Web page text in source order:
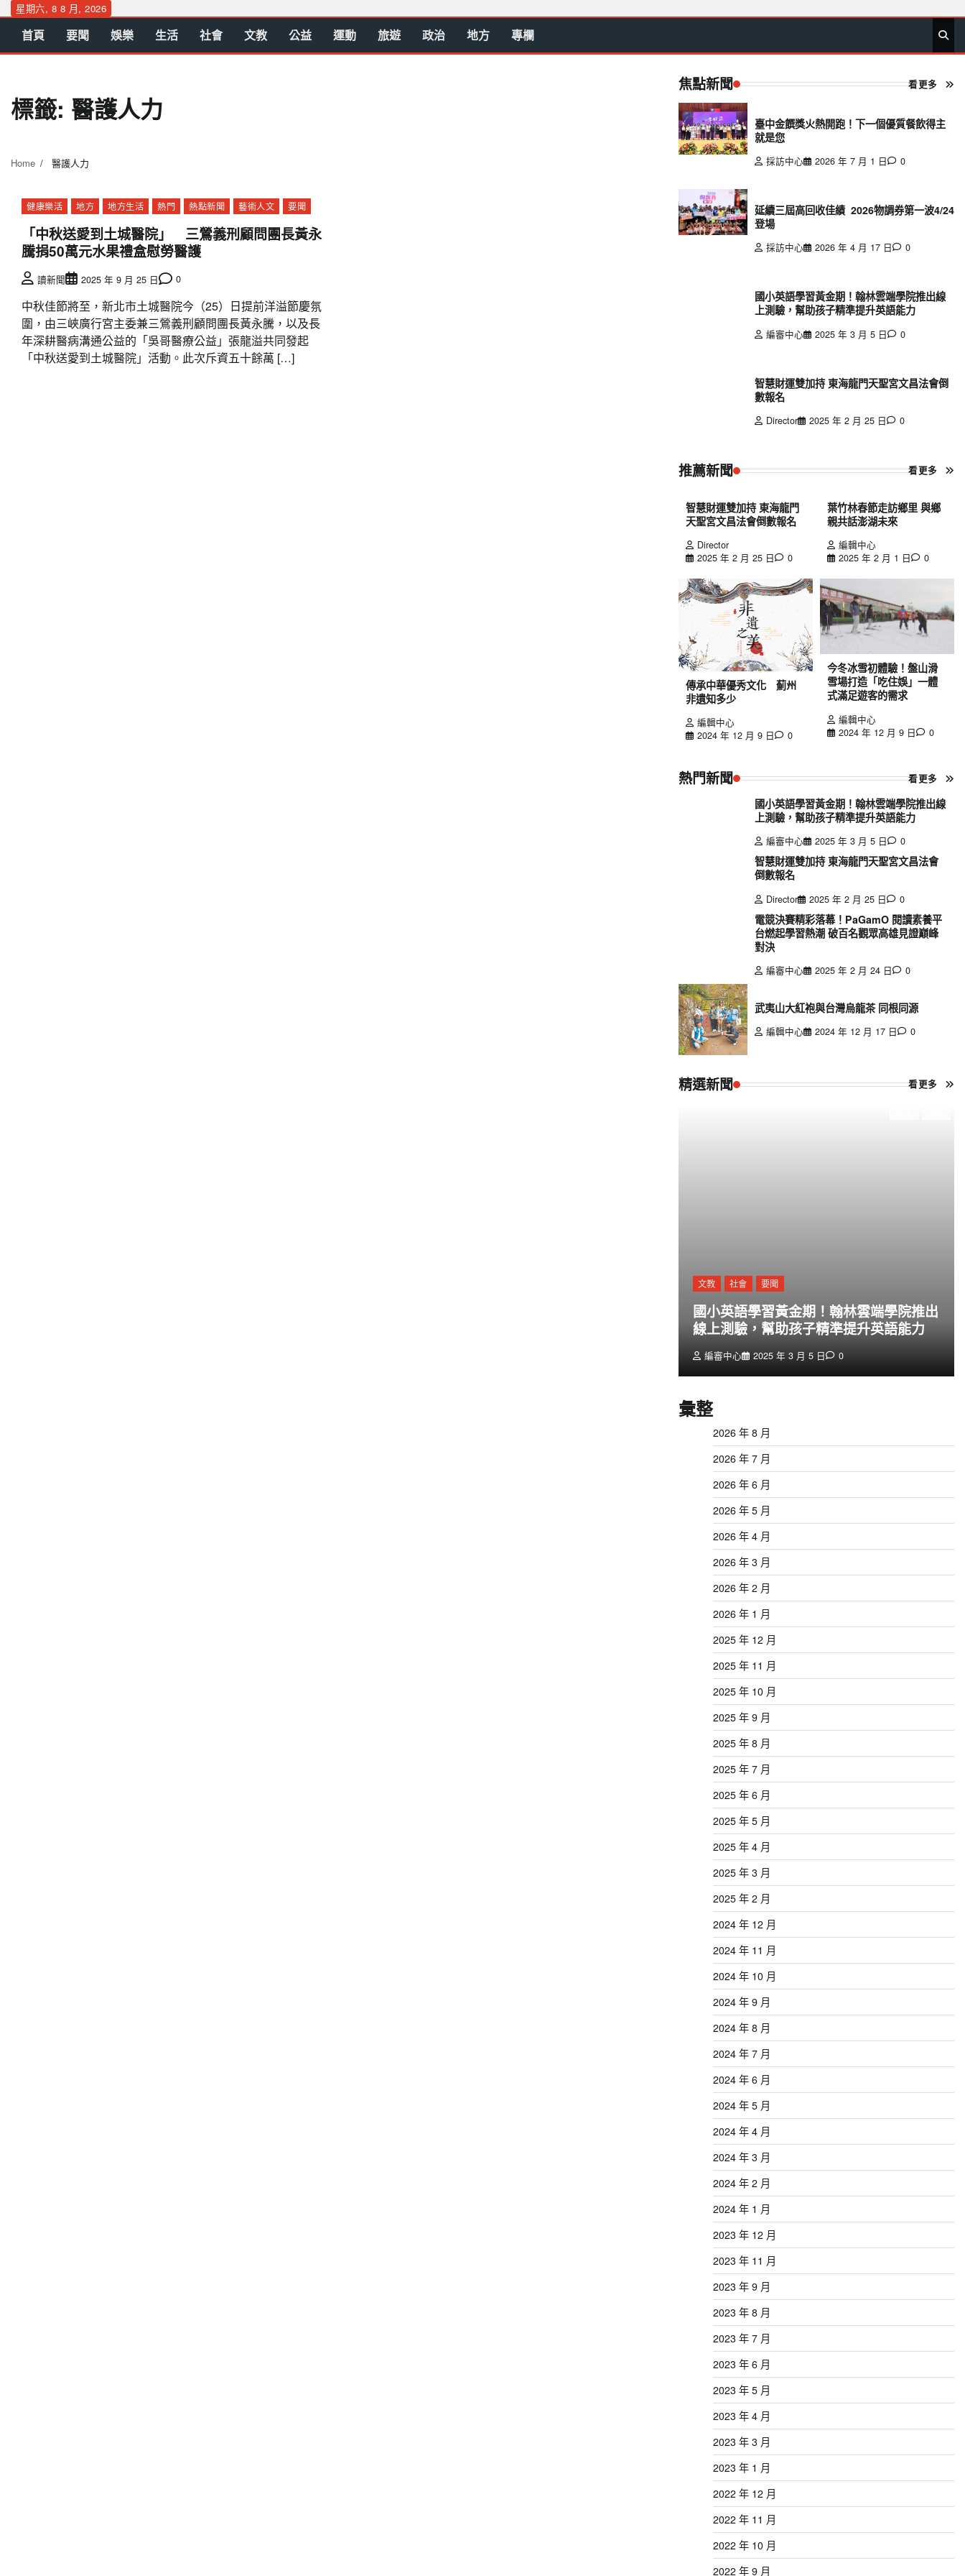
Skip
content
星期六, 8 8 月, 2026
首 要 娛 生 社 文 公 運 旅 政 地
方
專
欄
首頁 要聞 娛樂 生活 社會 文教 公益 運動 旅遊 政治 地方 專欄
標籤: 醫護人力
Home 醫護人力
健康樂活 地方 地方生活 熱門 熱點新聞 藝術人文 要聞
「中秋送愛到土城醫院」 三鶯義刑顧問團長黃永
騰捐50萬元水果禮盒慰勞醫護
讀新聞 2025 年 9 月 25 日 0
中秋佳節將至，新北市土城醫院今（25）日提前洋溢節慶氛
圍，由三峽廣行宮主委兼三鶯義刑顧問團長黃永騰，以及長
年深耕醫病溝通公益的「吳哥醫療公益」張龍溢共同發起
「中秋送愛到土城醫院」活動。此次斥資五十餘萬 […]
焦點新聞 看更多
臺中金饌獎火熱開跑！下一個優質餐飲得主
就是您
採訪中心 2026 年 7 月 1 日 0
延續三屆高回收佳績 2026物調券第一波4/24
登場
採訪中心 2026 年 4 月 17 日 0
國小英語學習黃金期！翰林雲端學院推出線
上測驗，幫助孩子精準提升英語能力
編審中心 2025 年 3 月 5 日 0
智慧財運雙加持 東海龍門天聖宮文昌法會倒
數報名
Director 2025 年 2 月 25 日 0
推薦新聞 看更多
智慧財運雙加持 東海龍門
天聖宮文昌法會倒數報名
Director
2025 年 2 月 25 日
0
葉竹林春節走訪鄉里 與鄉
親共話澎湖未來
編輯中心
2025 年 2 月 1 日
0
傳承中華優秀文化 薊州
非遺知多少
編輯中心
2024 年 12 月 9 日
0
今冬冰雪初體驗！盤山滑
雪場打造「吃住娛」一體
式滿足遊客的需求
編輯中心
2024 年 12 月 9 日
0
熱門新聞 看更多
國小英語學習黃金期！翰林雲端學院推出線
上測驗，幫助孩子精準提升英語能力
編審中心 2025 年 3 月 5 日 0
智慧財運雙加持 東海龍門天聖宮文昌法會
倒數報名
Director 2025 年 2 月 25 日 0
電競決賽精彩落幕！PaGamO 閱讀素養平
台燃起學習熱潮 破百名觀眾高雄見證巔峰
對決
編審中心 2025 年 2 月 24 日 0
武夷山大紅袍與台灣烏龍茶 同根同源
編輯中心 2024 年 12 月 17 日 0
精選新聞 看更多
文教 社會 要聞
國小英語學習黃金期！翰林雲端學院推出
線上測驗，幫助孩子精準提升英語能力
編審中心 2025 年 3 月 5 日 0
彙整
2026 年 8 月
2026 年 7 月
2026 年 6 月
2026 年 5 月
2026 年 4 月
2026 年 3 月
2026 年 2 月
2026 年 1 月
2025 年 12 月
2025 年 11 月
2025 年 10 月
2025 年 9 月
2025 年 8 月
2025 年 7 月
2025 年 6 月
2025 年 5 月
2025 年 4 月
2025 年 3 月
2025 年 2 月
2024 年 12 月
2024 年 11 月
2024 年 10 月
2024 年 9 月
2024 年 8 月
2024 年 7 月
2024 年 6 月
2024 年 5 月
2024 年 4 月
2024 年 3 月
2024 年 2 月
2024 年 1 月
2023 年 12 月
2023 年 11 月
2023 年 9 月
2023 年 8 月
2023 年 7 月
2023 年 6 月
2023 年 5 月
2023 年 4 月
2023 年 3 月
2023 年 1 月
2022 年 12 月
2022 年 11 月
2022 年 10 月
2022 年 9 月